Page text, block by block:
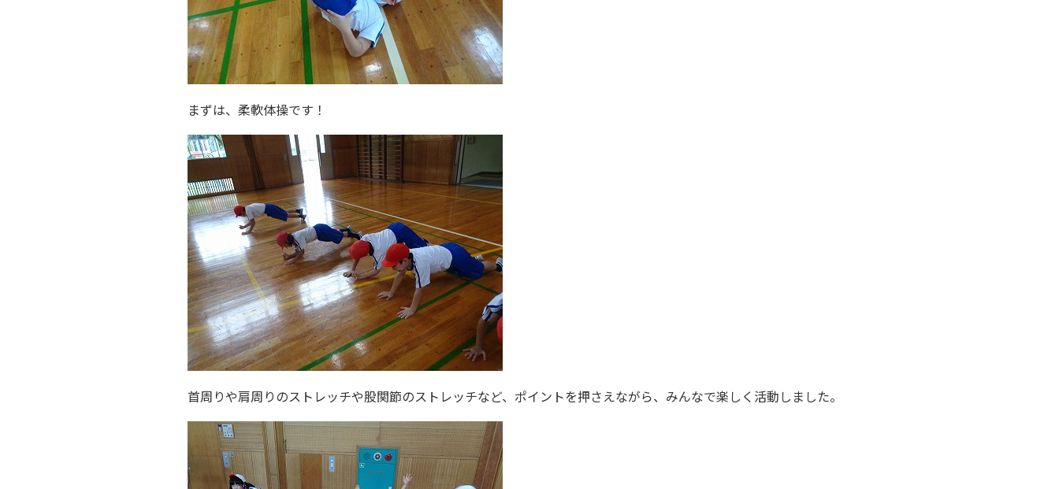
まずは、柔軟体操です！
首周りや肩周りのストレッチや股関節のストレッチなど、ポイントを押さえながら、みんなで楽しく活動しました。